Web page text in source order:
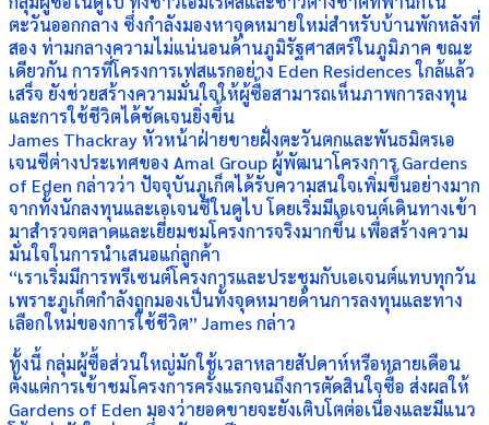
ตะวันออกกลาง ซึ่งกำลังมองหาจุดหมายใหม่สำหรับบ้านพักหลังที่
สอง ท่ามกลางความไม่แน่นอนด้านภูมิรัฐศาสตร์ในภูมิภาค ขณะ
เดียวกัน การที่โครงการเฟสแรกอย่าง Eden Residences ใกล้แล้ว
เสร็จ ยังช่วยสร้างความมั่นใจให้ผู้ซื้อสามารถเห็นภาพการลงทุน
และการใช้ชีวิตได้ชัดเจนยิ่งขึ้น
James Thackray หัวหน้าฝ่ายขายฝั่งตะวันตกและพันธมิตรเอ
เจนซีต่างประเทศของ Amal Group ผู้พัฒนาโครงการ Gardens
of Eden กล่าวว่า ปัจจุบันภูเก็ตได้รับความสนใจเพิ่มขึ้นอย่างมาก
จากทั้งนักลงทุนและเอเจนซีในดูไบ โดยเริ่มมีเอเจนต์เดินทางเข้า
มาสำรวจตลาดและเยี่ยมชมโครงการจริงมากขึ้น เพื่อสร้างความ
มั่นใจในการนำเสนอแก่ลูกค้า
“เราเริ่มมีการพรีเซนต์โครงการและประชุมกับเอเจนต์แทบทุกวัน
เพราะภูเก็ตกำลังถูกมองเป็นทั้งจุดหมายด้านการลงทุนและทาง
เลือกใหม่ของการใช้ชีวิต” James กล่าว
ทั้งนี้ กลุ่มผู้ซื้อส่วนใหญ่มักใช้เวลาหลายสัปดาห์หรือหลายเดือน
ตั้งแต่การเข้าชมโครงการครั้งแรกจนถึงการตัดสินใจซื้อ ส่งผลให้
Gardens of Eden มองว่ายอดขายจะยังเติบโตต่อเนื่องและมีแนว